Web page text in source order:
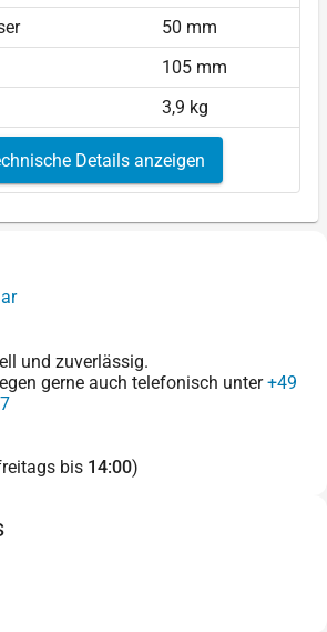
50 mm
105 mm
3,9 kg
Details anzeigen
und zuverlässig.
gerne auch telefonisch unter+49
bis 14:00)